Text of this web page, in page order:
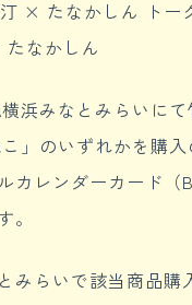
× たなかしん トー
たなかしん
横浜みなとみらい
」のいずれかを購
カレンダーカード
みらいで該当商品